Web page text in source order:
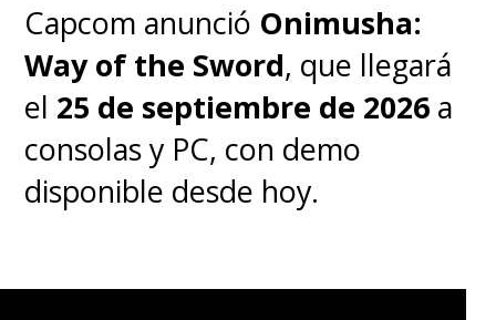
Capcom anunció Onimusha:
Way of the Sword, que llegará
el 25 de septiembre de 2026 a
consolas y PC, con demo
disponible desde hoy.